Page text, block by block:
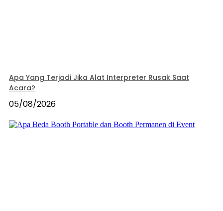
Apa Yang Terjadi Jika Alat Interpreter Rusak Saat
Acara?
05/08/2026